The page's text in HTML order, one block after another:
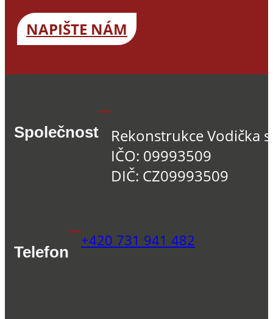
NAPIŠTE NÁM
Společnost
Rekonstrukce Vodička
IČO: 09993509
DIČ: CZ09993509
Telefon
+420 731 941 482